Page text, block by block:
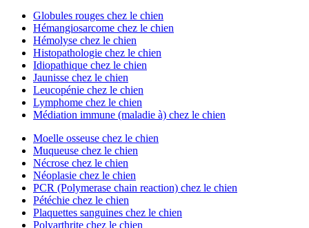
Globules rouges chez le chien
Hémangiosarcome chez le chien
Hémolyse chez le chien
Histopathologie chez le chien
Idiopathique chez le chien
Jaunisse chez le chien
Leucopénie chez le chien
Lymphome chez le chien
Médiation immune (maladie à) chez le chien
Moelle osseuse chez le chien
Muqueuse chez le chien
Nécrose chez le chien
Néoplasie chez le chien
PCR (Polymerase chain reaction) chez le chien
Pétéchie chez le chien
Plaquettes sanguines chez le chien
Polyarthrite chez le chien